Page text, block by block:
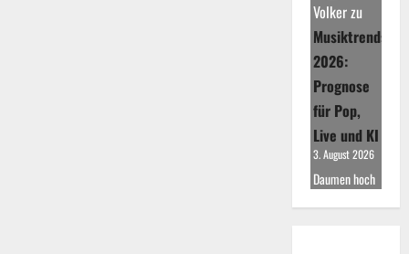
Volkerzu
Musiktrends
2026:
Prognose
für Pop,
Live und KI
3. August 2026
Daumen hoch